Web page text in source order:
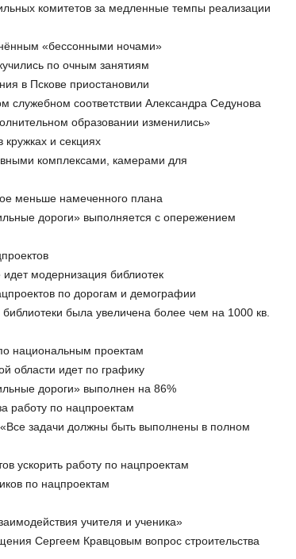
комитетов за медленные темпы реализации
«бессонными ночами»
по очным занятиям
в Пскове приостановили
служебном соответствии Александра Седунова
образовании изменились»
и секциях
комплексами, камерами для
меньше намеченного плана
дороги» выполняется с опережением
модернизация библиотек
по дорогам и демографии
была увеличена более чем на 1000 кв.
национальным проектам
области идет по графику
дороги» выполнен на 86%
работу по нацпроектам
задачи должны быть выполнены в полном
ускорить работу по нацпроектам
по нацпроектам
учителя и ученика»
Сергеем Кравцовым вопрос строительства